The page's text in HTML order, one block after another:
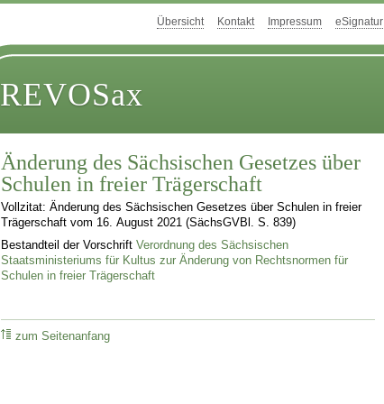
Übersicht Kontakt Impressum eSignatur
REVOSax
Änderung des Sächsischen Gesetzes über
Schulen in freier Trägerschaft
Vollzitat: Änderung des Sächsischen Gesetzes über Schulen in freier
Trägerschaft vom 16. August 2021 (SächsGVBl. S. 839)
Bestandteil der VorschriftVerordnung des Sächsischen
Staatsministeriums für Kultus zur Änderung von Rechtsnormen für
Schulen in freier Trägerschaft
zum Seitenanfang